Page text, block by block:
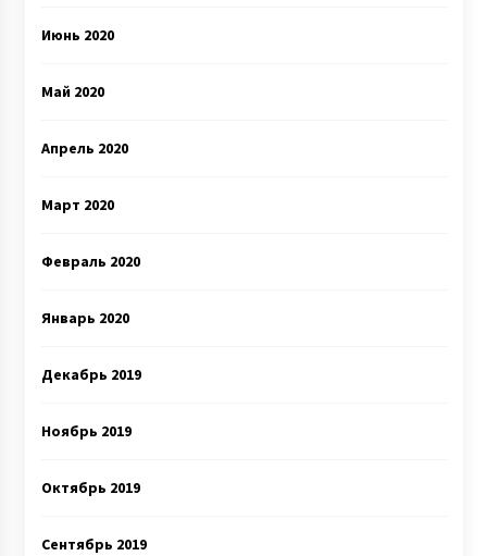
Июнь 2020
Май 2020
Апрель 2020
Март 2020
Февраль 2020
Январь 2020
Декабрь 2019
Ноябрь 2019
Октябрь 2019
Сентябрь 2019